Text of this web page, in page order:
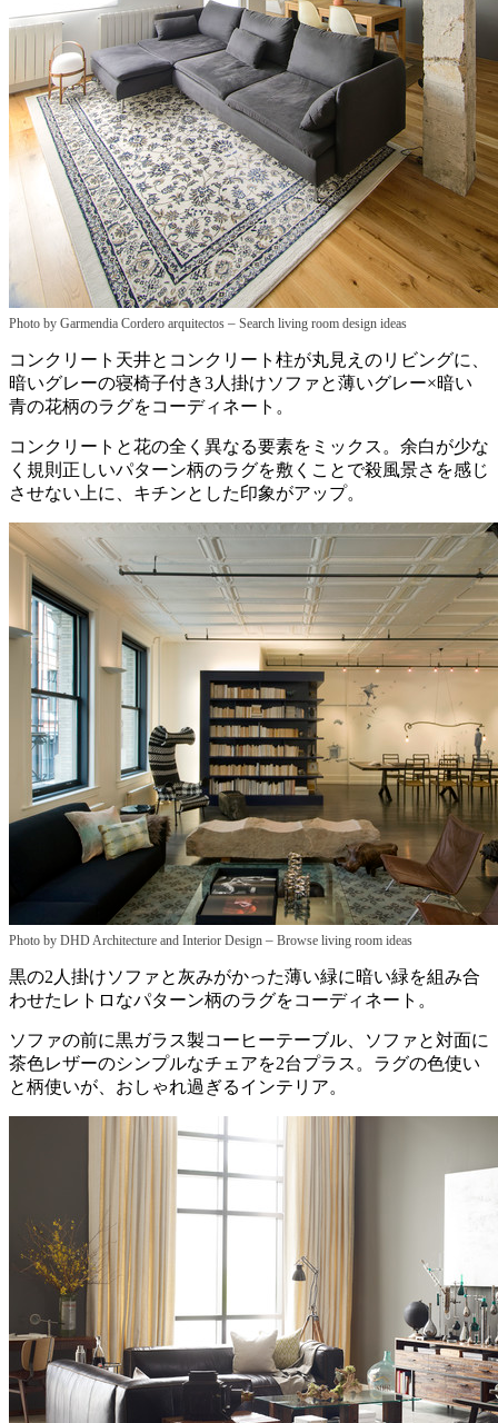
Photo by Garmendia Cordero arquitectos – Search living room design ideas
コンクリート天井とコンクリート柱が丸見えのリビングに、
暗いグレーの寝椅子付き3人掛けソファと薄いグレー×暗い
青の花柄のラグをコーディネート。
コンクリートと花の全く異なる要素をミックス。余白が少な
く規則正しいパターン柄のラグを敷くことで殺風景さを感じ
させない上に、キチンとした印象がアップ。
Photo by DHD Architecture and Interior Design – Browse living room ideas
黒の2人掛けソファと灰みがかった薄い緑に暗い緑を組み合
わせたレトロなパターン柄のラグをコーディネート。
ソファの前に黒ガラス製コーヒーテーブル、ソファと対面に
茶色レザーのシンプルなチェアを2台プラス。ラグの色使い
と柄使いが、おしゃれ過ぎるインテリア。